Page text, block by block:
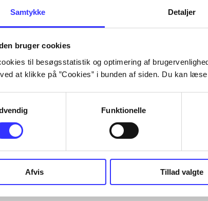
Samtykke Detaljer
bruger cookies
til besøgsstatistik og optimering af
at klikke på ”Cookies” i bunden af siden. Du kan
Funktionelle
Afvis Tillad valgte
registrerede udgave, men værket kan være skabt tidligere.